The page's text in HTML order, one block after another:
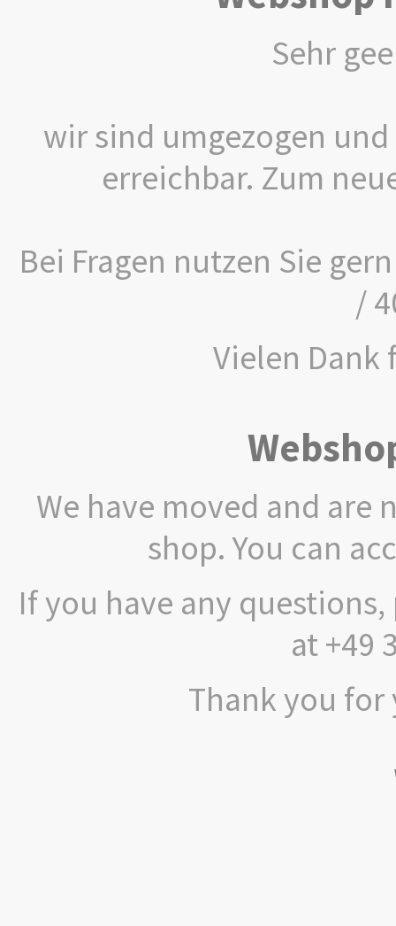
Sehr
wir sind umgezogen
erreichbar. Zum
Bei Fragen nutzen Sie
/
Vielen Dank
We have moved and
shop. You can
If you have any
at +49
Thank you